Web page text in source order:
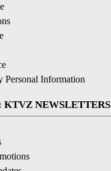
Information
KTVZ NEWSLETTERS